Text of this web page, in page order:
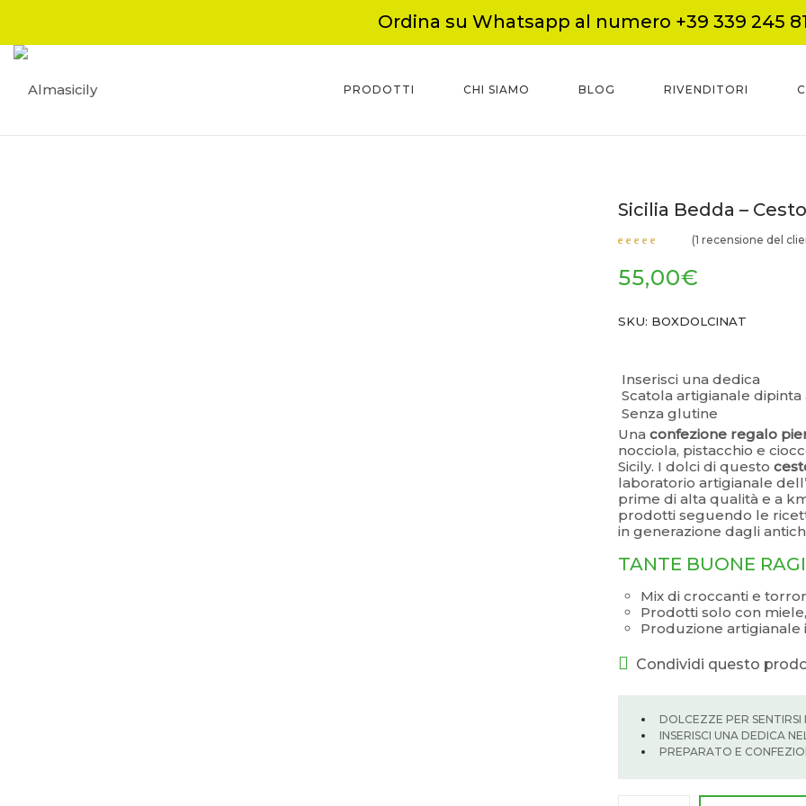
Ordina su Whatsapp al numero +39 339 245
PRODOTTI CHI SIAMO BLOG RIVENDITORI
Sicilia Bedda –
5 su
base di
(1 recensione del
55,00€
SKU: BOXDOLCINAT
Inserisci una dedica
Scatola artigianale dipinta
Senza glutine
Una confezione regalo
nocciola, pistacchio e
Sicily. I dolci di questo
laboratorio artigianale
prime di alta qualità e a
prodotti seguendo le
in generazione dagli
TANTE BUONE
Mix di croccanti e
Prodotti solo con
Produzione artigianale
Condividi questo
DOLCEZZE PER SENTIRSI
INSERISCI UNA DEDICA
PREPARATO E